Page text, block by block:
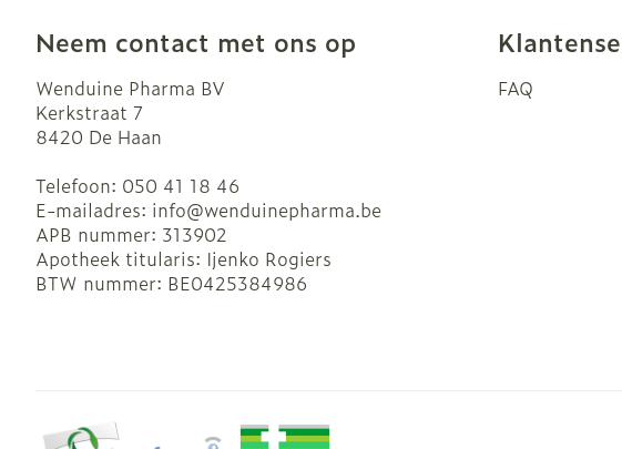
Neem contact met ons op
Wenduine Pharma BV
Kerkstraat 7
8420 De Haan
Telefoon: 050 41 18 46
E-mailadres: info@wenduinepharma.be
APB nummer: 313902
Apotheek titularis: Ijenko Rogiers
BTW nummer: BE0425384986
FAQ